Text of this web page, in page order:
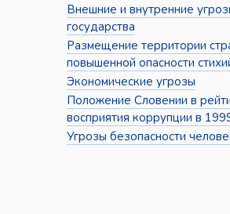
Внешние и внутренние
государства
Размещение территории
повышенной опасности
Экономические угрозы
Положение Словении в
восприятия коррупции в
Угрозы безопасности